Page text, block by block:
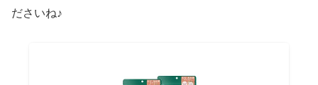
ださいね♪